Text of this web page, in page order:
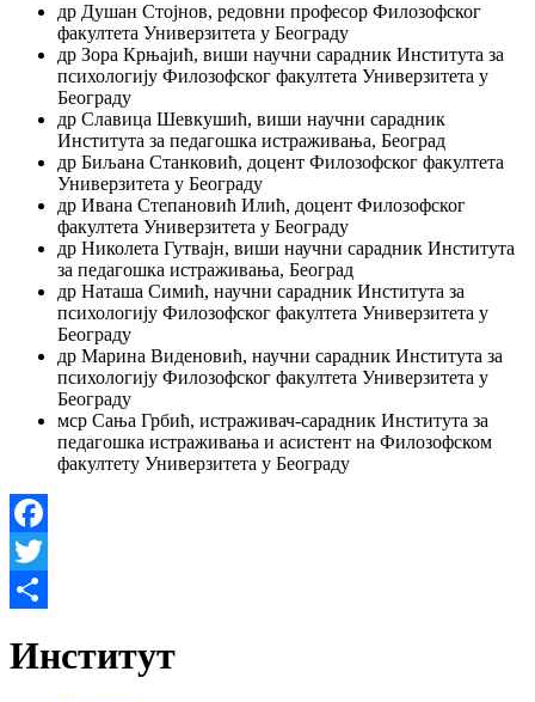
др Душан Стојнов, редовни професор Филозофског
факултета Универзитета у Београду
др Зора Крњајић, виши научни сарадник Института за
психологију Филозофског факултета Универзитета у
Београду
др Славица Шевкушић, виши научни сарадник
Института за педагошка истраживања, Београд
др Биљана Станковић, доцент Филозофског факултета
Универзитета у Београду
др Ивана Степановић Илић, доцент Филозофског
факултета Универзитета у Београду
др Николета Гутвајн, виши научни сарадник Института
за педагошка истраживања, Београд
др Наташа Симић, научни сарадник Института за
психологију Филозофског факултета Универзитета у
Београду
др Марина Виденовић, научни сарадник Института за
психологију Филозофског факултета Универзитета у
Београду
мср Сања Грбић, истраживач-сарадник Института за
педагошка истраживања и асистент на Филозофском
факултету Универзитета у Београду
Facebook
Twitter
Институт